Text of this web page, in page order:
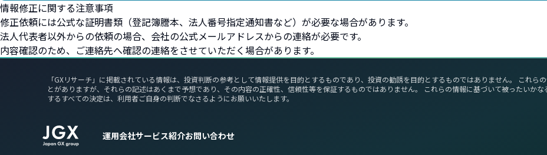
情報修正に関する注意事項
修正依頼には公式な証明書類（登記簿謄本、法人番号指定通知書など）が必要な場合があります。
法人代表者以外からの依頼の場合、会社の公式メールアドレスからの連絡が必要です。
内容確認のため、ご連絡先へ確認の連絡をさせていただく場合があります。
「GXリサーチ」に掲載されている情報は、投資判断の参考として情報提供を目的とするものであり、投資の勧誘を目的とするものではありません。 これら
とがありますが、それらの記述はあくまで予想であり、その内容の正確性、信頼性等を保証するものではありません。 これらの情報に基づいて被ったいか
するすべての決定は、利用者ご自身の判断でなさるようにお願いいたします。
運用会社サービス紹介お問い合わせ